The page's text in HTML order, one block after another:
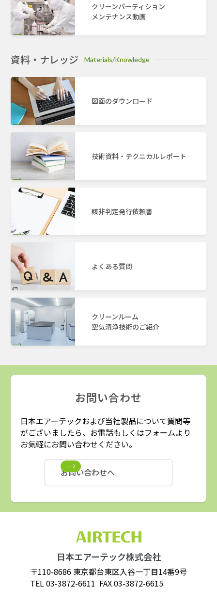
クリーンパーティション
メンテナンス動画
資料・ナレッジ Materials/Knowledge
図面のダウンロード
技術資料・テクニカルレポート
該非判定発行依頼書
よくある質問
クリーンルーム
空気清浄技術のご紹介
お問い合わせ
日本エアーテックおよび当社製品について質問等
がございましたら、お電話もしくはフォームより
お気軽にお問い合わせください。
お問い合わせへ
日本エアーテック株式会社
〒110-8686 東京都台東区入谷一丁目14番9号
TEL03-3872-6611 FAX 03-3872-6615